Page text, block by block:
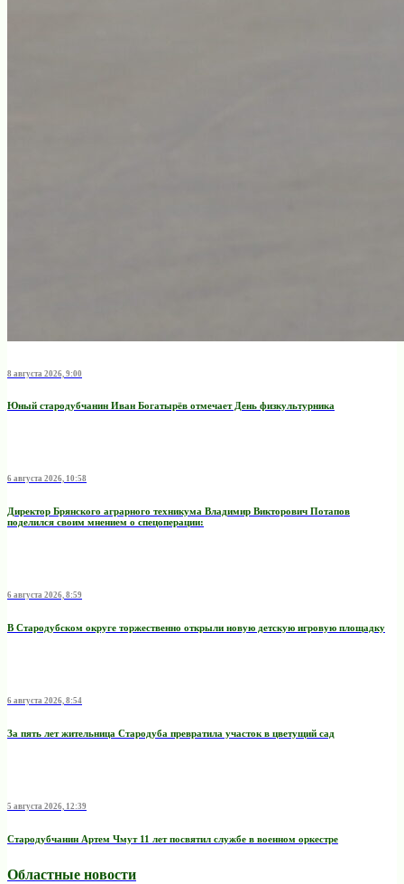
8 августа 2026, 9:00
Юный стародубчанин Иван Богатырёв отмечает День физкультурника
6 августа 2026, 10:58
Директор Брянского аграрного техникума Владимир Викторович Потапов
поделился своим мнением о спецоперации:
6 августа 2026, 8:59
В Стародубском округе торжественно открыли новую детскую игровую площадку
6 августа 2026, 8:54
За пять лет жительница Стародуба превратила участок в цветущий сад
5 августа 2026, 12:39
Стародубчанин Артем Чмут 11 лет посвятил службе в военном оркестре
Областные новости